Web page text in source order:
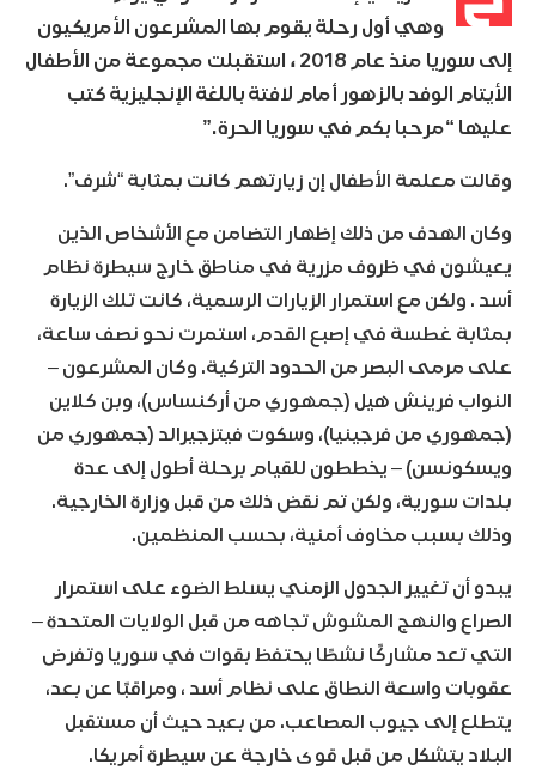
وهي أول رحلة يقوم بها المشرعون الأمريكيون
إلى سوريا منذ عام 2018 ، استقبلت مجموعة من الأطفال
الأيتام الوفد بالزهور أمام لافتة باللغة الإنجليزية كتب
عليها “مرحبا بكم في سوريا الحرة.”
وقالت معلمة الأطفال إن زيارتهم كانت بمثابة “شرف”.
وكان الهدف من ذلك إظهار التضامن مع الأشخاص الذين
يعيشون في ظروف مزرية في مناطق خارج سيطرة نظام
أسد . ولكن مع استمرار الزيارات الرسمية، كانت تلك الزيارة
بمثابة غطسة في إصبع القدم، استمرت نحو نصف ساعة،
على مرمى البصر من الحدود التركية. وكان المشرعون –
النواب فرينش هيل (جمهوري من أركنساس)، وبن كلاين
(جمهوري من فرجينيا)، وسكوت فيتزجيرالد (جمهوري من
ويسكونسن) – يخططون للقيام برحلة أطول إلى عدة
بلدات سورية، ولكن تم نقض ذلك من قبل وزارة الخارجية.
وذلك بسبب مخاوف أمنية، بحسب المنظمين.
يبدو أن تغيير الجدول الزمني يسلط الضوء على استمرار
الصراع والنهج المشوش تجاهه من قبل الولايات المتحدة –
التي تعد مشاركًا نشطًا يحتفظ بقوات في سوريا وتفرض
عقوبات واسعة النطاق على نظام أسد ، ومراقبًا عن بعد،
يتطلع إلى جيوب المصاعب. من بعيد حيث أن مستقبل
البلاد يتشكل من قبل قوى خارجة عن سيطرة أمريكا.